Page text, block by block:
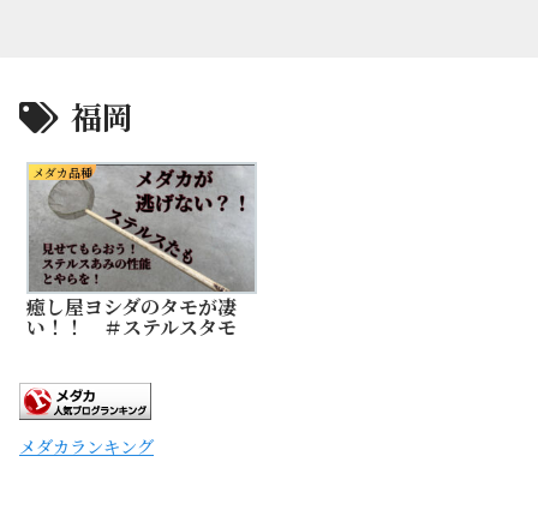
福岡
メダカ品種
癒し屋ヨシダのタモが凄
い！！ ＃ステルスタモ
メダカランキング